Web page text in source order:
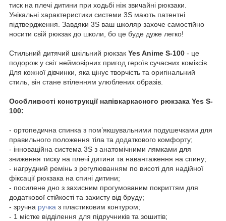
тиск на плечі дитини при ходьбі ніж звичайні рюкзаки.
Унікальні характеристики системи 3S мають патентні
підтвердження. Завдяки 3S ваш школяр захоче самостійно
носити свій рюкзак до школи, бо це буде дуже легко!
Стильний дитячий шкільний рюкзак Yes Anime S-100 - це
подорож у світ неймовірних пригод героїв сучасних коміксів.
Для кожної дівчинки, яка цінує творчість та оригінальний
стиль, він стане втіленням улюблених образів.
Особливості конструкції напівкаркасного рюкзака Yes S-
100:
- ортопедична спинка з пом’якшувальними подушечками для
правильного положення тіла та додаткового комфорту;
- інноваційна система 3S з анатомічними лямками для
зниження тиску на плечі дитини та навантаження на спину;
- нагрудний ремінь з регулюванням по висоті для надійної
фіксації рюкзака на спині дитини;
- посилене дно з захисним прогумованим покриттям для
додаткової стійкості та захисту від бруду;
- зручна ручка з пластиковим контуром;
- 1 містке відділення для підручників та зошитів;